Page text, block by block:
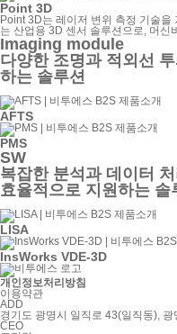
Point 3D
Point 3D는 레이저 변위 측정 기술
는 산업용 3D 센서 솔루션으로, 머신
Imaging module
다양한 조명과 적외선
하는 솔루션
AFTS
PMS
SW
복잡한 분석과 데이터
효율적으로 지원하는 솔
LISA
InsWorks VDE-3D
개인정보처리방침
이용약관
ADD
경기도 광명시 일직로 43(일직동),
CEO